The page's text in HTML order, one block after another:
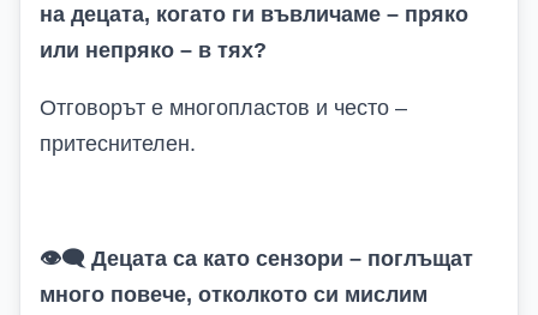
на децата, когато ги въвличаме – пряко
или непряко – в тях?
Отговорът е многопластов и често –
притеснителен.
👁️‍🗨️ Децата са като сензори – поглъщат
много повече, отколкото си мислим